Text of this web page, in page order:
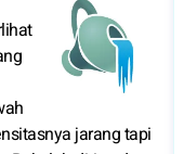
jarang tapi